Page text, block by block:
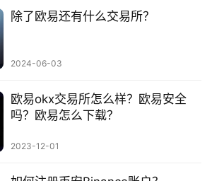
除了欧易还有什么交易所？
2024-06-03
欧易okx交易所怎么样？欧易安全
吗？欧易怎么下载？
2023-12-01